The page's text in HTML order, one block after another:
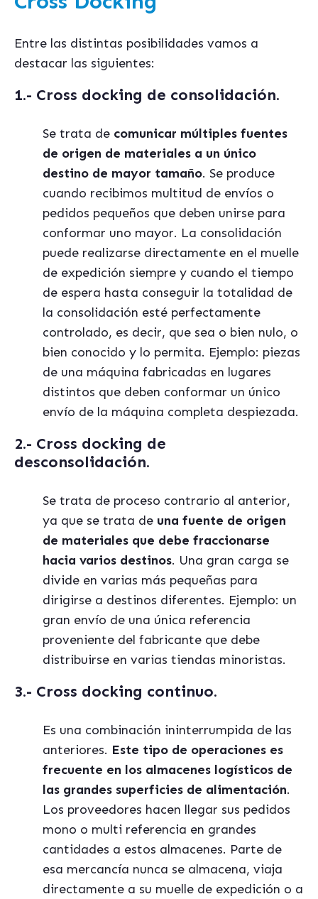
Entre las distintas posibilidades vamos a
destacar las siguientes:
1.- Cross docking de consolidación.
Se trata de comunicar múltiples fuentes
de origen de materiales a un único
destino de mayor tamaño. Se produce
cuando recibimos multitud de envíos o
pedidos pequeños que deben unirse para
conformar uno mayor. La consolidación
puede realizarse directamente en el muelle
de expedición siempre y cuando el tiempo
de espera hasta conseguir la totalidad de
la consolidación esté perfectamente
controlado, es decir, que sea o bien nulo, o
bien conocido y lo permita. Ejemplo: piezas
de una máquina fabricadas en lugares
distintos que deben conformar un único
envío de la máquina completa despiezada.
2.- Cross docking de
desconsolidación.
Se trata de proceso contrario al anterior,
ya que se trata de una fuente de origen
de materiales que debe fraccionarse
hacia varios destinos. Una gran carga se
divide en varias más pequeñas para
dirigirse a destinos diferentes. Ejemplo: un
gran envío de una única referencia
proveniente del fabricante que debe
distribuirse en varias tiendas minoristas.
3.- Cross docking continuo.
Es una combinación ininterrumpida de las
anteriores. Este tipo de operaciones es
frecuente en los almacenes logísticos de
las grandes superficies de alimentación.
Los proveedores hacen llegar sus pedidos
mono o multi referencia en grandes
cantidades a estos almacenes. Parte de
esa mercancía nunca se almacena, viaja
directamente a su muelle de expedición o a